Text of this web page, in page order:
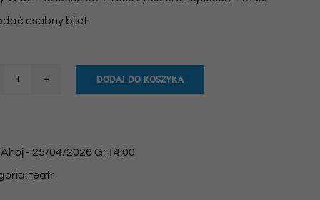
osobny bilet
spektakl
25/04/2026
DODAJ DO KOSZYKA
Ahoj - 25/04/2026 G: 14:00
teatr